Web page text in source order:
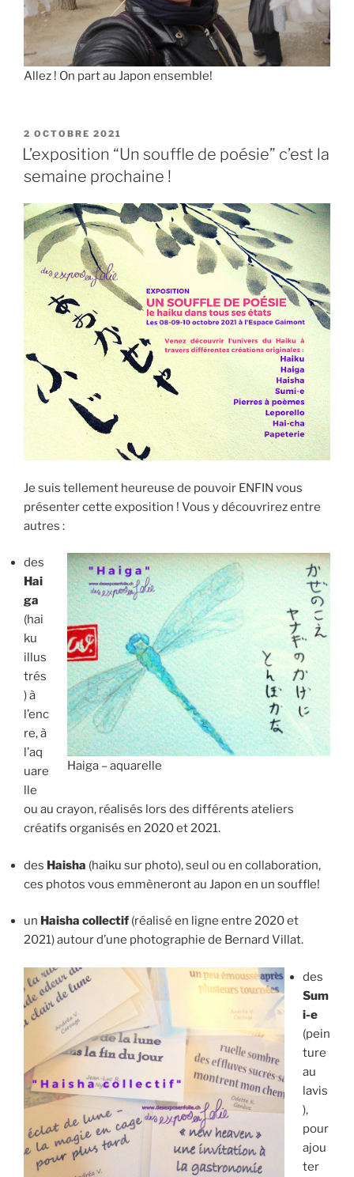
Allez ! On part au Japon ensemble!
PUBLIÉ
LE
2 OCTOBRE 2021
L’exposition “Un souffle de poésie” c’est la
semaine prochaine !
Je suis tellement heureuse de pouvoir ENFIN vous
présenter cette exposition ! Vous y découvrirez entre
autres :
Haiga – aquarelle
des
Hai
ga
(hai
ku
illus
trés
) à
l’enc
re, à
l’aq
uare
lle
ou au crayon, réalisés lors des différents ateliers
créatifs organisés en 2020 et 2021.
des Haisha (haiku sur photo), seul ou en collaboration,
ces photos vous emmèneront au Japon en un souffle!
un Haisha collectif (réalisé en ligne entre 2020 et
2021) autour d’une photographie de Bernard Villat.
des
Sum
i-e
(pein
ture
au
lavis
),
pour
ajou
ter